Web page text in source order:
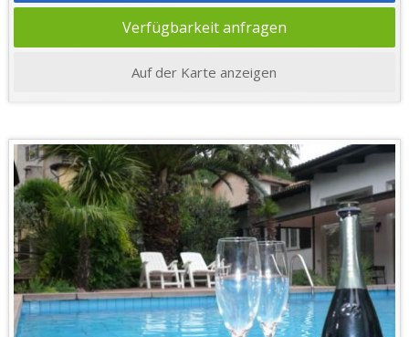
Verfügbarkeit anfragen
Auf der Karte anzeigen